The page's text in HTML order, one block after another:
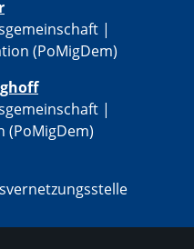
|
(PoMigDem)
|
(PoMigDem)